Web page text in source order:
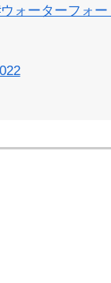
ォーターフォ